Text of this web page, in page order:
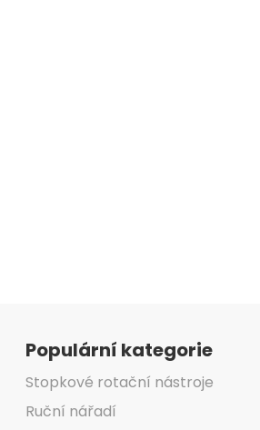
Populární kategorie
Stopkové rotační nástroje
Ruční nářadí